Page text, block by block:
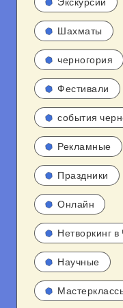
Шахматы
черногория
Фестивали
события
Рекламные
Праздники
Онлайн
Нетворкинг
Научные